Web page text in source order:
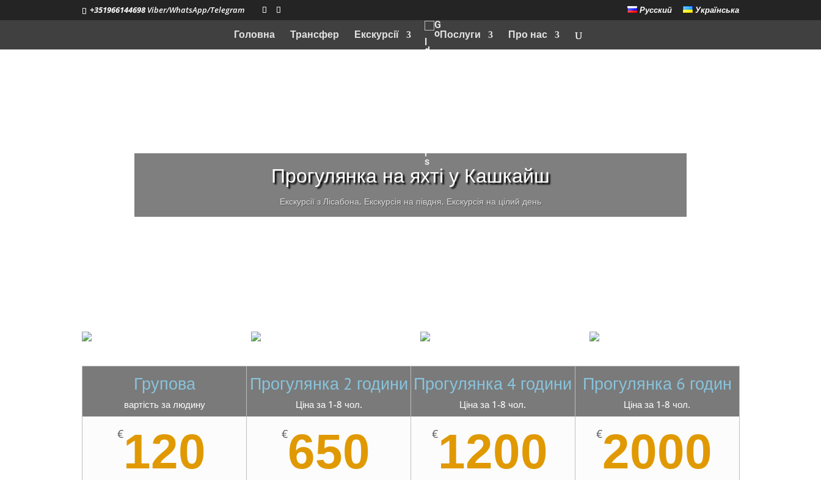
+351966144698 Viber/WhatsApp/Telegram Русский Українська
Головна Трансфер Екскурсії Послуги Про нас
Прогулянка на яхті у Кашкайш
Екскурсії з Лісабона, Екскурсія на півдня, Екскурсія на цілий день
Групова
вартість за людину
€120
Прогулянка 2 години
Ціна за 1-8 чол.
€650
Прогулянка 4 години
Ціна за 1-8 чол.
€1200
Прогулянка 6 годин
Ціна за 1-8 чол.
€2000